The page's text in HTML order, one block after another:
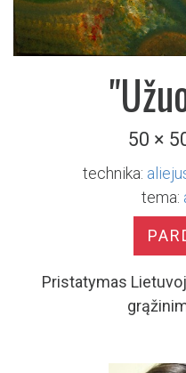
50 ×
technika:
tema:
Pristatymas